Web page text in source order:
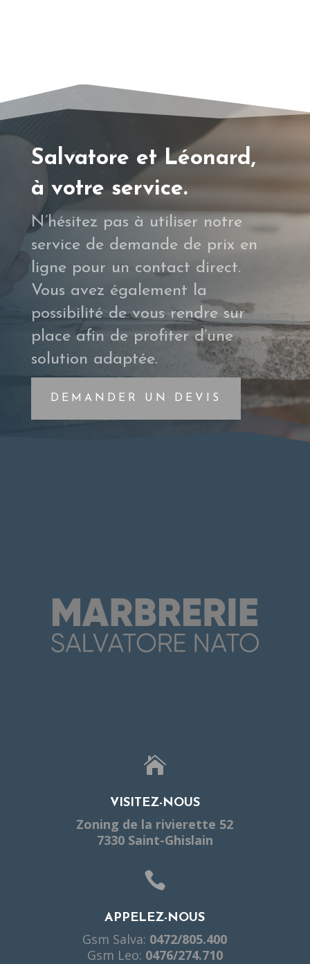
Salvatore et Léonard,
à votre service.
N’hésitez pas à utiliser notre
service de demande de prixen
ligne pour un contact direct.
Vous avez également la
possibilité de vous rendre sur
place afin de profiter d’une
solution adaptée.
DEMANDER UN DEVIS

VISITEZ-NOUS
Zoning de la rivierette 52
7330 Saint-Ghislain

APPELEZ-NOUS
Gsm Salva: 0472/805.400
Gsm Leo: 0476/274.710